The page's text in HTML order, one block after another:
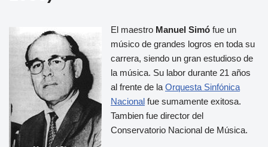
El maestro Manuel Simó fue un
músico de grandes logros en toda su
carrera, siendo un gran estudioso de
la música. Su labor durante 21 años
al frente de la Orquesta Sinfónica
Nacional fue sumamente exitosa.
Tambien fue director del
Conservatorio Nacional de Música.